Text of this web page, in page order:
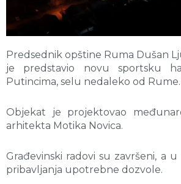
Predsednik opštine Ruma Dušan
je predstavio novu sportsku
Putincima, selu nedaleko od Rume.
Objekat je projektovao
arhitekta Motika Novica.
Građevinski radovi su završeni, a
pribavljanja upotrebne dozvole.